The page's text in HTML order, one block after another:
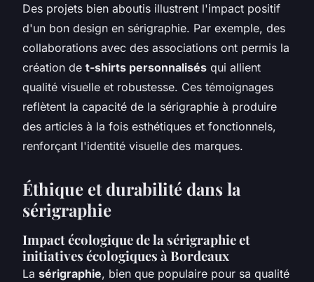
Des projets bien aboutis illustrent l'impact positif
d'un bon design en sérigraphie. Par exemple, des
collaborations avec des associations ont permis la
création de t-shirts personnalisés qui allient
qualité visuelle et robustesse. Ces témoignages
reflètent la capacité de la sérigraphie à produire
des articles à la fois esthétiques et fonctionnels,
renforçant l'identité visuelle des marques.
Éthique et durabilité dans la
sérigraphie
Impact écologique de la sérigraphie et
initiatives écologiques à Bordeaux
La sérigraphie, bien que populaire pour sa qualité